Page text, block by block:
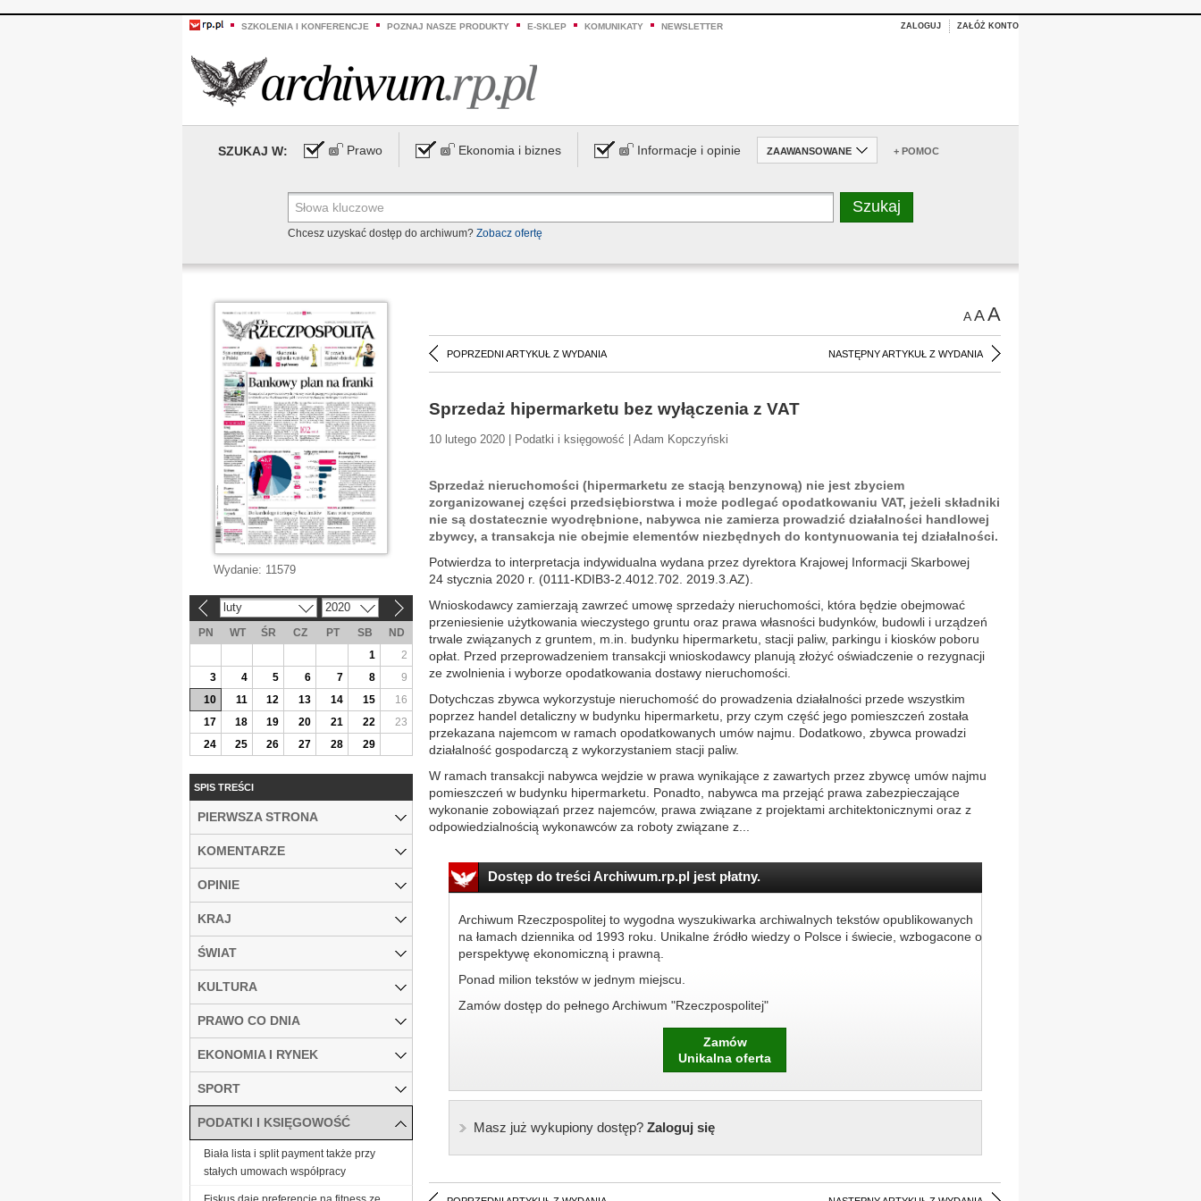
SZKOLENIA I KONFERENCJE POZNAJ NASZE PRODUKTY E-SKLEP KOMUNIKATY NEWSLETTER ZALOGUJ ZAŁÓŻ KONTO
SZUKAJ W: Prawo Ekonomia i biznes Informacje i opinie ZAAWANSOWANE + POMOC
Chcesz uzyskać dostęp do archiwum? Zobacz ofertę
AAA
POPRZEDNI ARTYKUŁ Z WYDANIA NASTĘPNY ARTYKUŁ Z WYDANIA
Sprzedaż hipermarketu bez wyłączenia z VAT
10 lutego 2020 | Podatki i księgowość | Adam Kopczyński
Sprzedaż nieruchomości (hipermarketu ze stacją benzynową) nie jest zbyciem
zorganizowanej części przedsiębiorstwa i może podlegać opodatkowaniu VAT, jeżeli składniki
nie są dostatecznie wyodrębnione, nabywca nie zamierza prowadzić działalności handlowej
zbywcy, a transakcja nie obejmie elementów niezbędnych do kontynuowania tej działalności.
Potwierdza to interpretacja indywidualna wydana przez dyrektora Krajowej Informacji Skarbowej
24 stycznia 2020 r. (0111-KDIB3-2.4012.702. 2019.3.AZ).
Wnioskodawcy zamierzają zawrzeć umowę sprzedaży nieruchomości, która będzie obejmować
przeniesienie użytkowania wieczystego gruntu oraz prawa własności budynków, budowli i urządzeń
trwale związanych z gruntem, m.in. budynku hipermarketu, stacji paliw, parkingu i kiosków poboru
opłat. Przed przeprowadzeniem transakcji wnioskodawcy planują złożyć oświadczenie o rezygnacji
ze zwolnienia i wyborze opodatkowania dostawy nieruchomości.
Dotychczas zbywca wykorzystuje nieruchomość do prowadzenia działalności przede wszystkim
poprzez handel detaliczny w budynku hipermarketu, przy czym część jego pomieszczeń została
przekazana najemcom w ramach opodatkowanych umów najmu. Dodatkowo, zbywca prowadzi
działalność gospodarczą z wykorzystaniem stacji paliw.
W ramach transakcji nabywca wejdzie w prawa wynikające z zawartych przez zbywcę umów najmu
pomieszczeń w budynku hipermarketu. Ponadto, nabywca ma przejąć prawa zabezpieczające
wykonanie zobowiązań przez najemców, prawa związane z projektami architektonicznymi oraz z
odpowiedzialnością wykonawców za roboty związane z...
Dostęp do treści Archiwum.rp.pl jest płatny.
Archiwum Rzeczpospolitej to wygodna wyszukiwarka archiwalnych tekstów opublikowanych
na łamach dziennika od 1993 roku. Unikalne źródło wiedzy o Polsce i świecie, wzbogacone o
perspektywę ekonomiczną i prawną.
Ponad milion tekstów w jednym miejscu.
Zamów dostęp do pełnego Archiwum "Rzeczpospolitej"
Zamów
Unikalna oferta
Masz już wykupiony dostęp?Zaloguj się
Wydanie: 11579
luty 2020
PN WT ŚR CZ PT SB
ND
1
2
3
4 5 6 7 8
9
10
11 12 13 14 15
16
17
18 19 20 21 22
23
24
25 26 27 28 29
SPIS TREŚCI
PIERWSZA STRONA
KOMENTARZE
OPINIE
KRAJ
ŚWIAT
KULTURA
PRAWO CO DNIA
EKONOMIA I RYNEK
SPORT
PODATKI I KSIĘGOWOŚĆ
Biała lista i split payment także przy
stałych umowach współpracy